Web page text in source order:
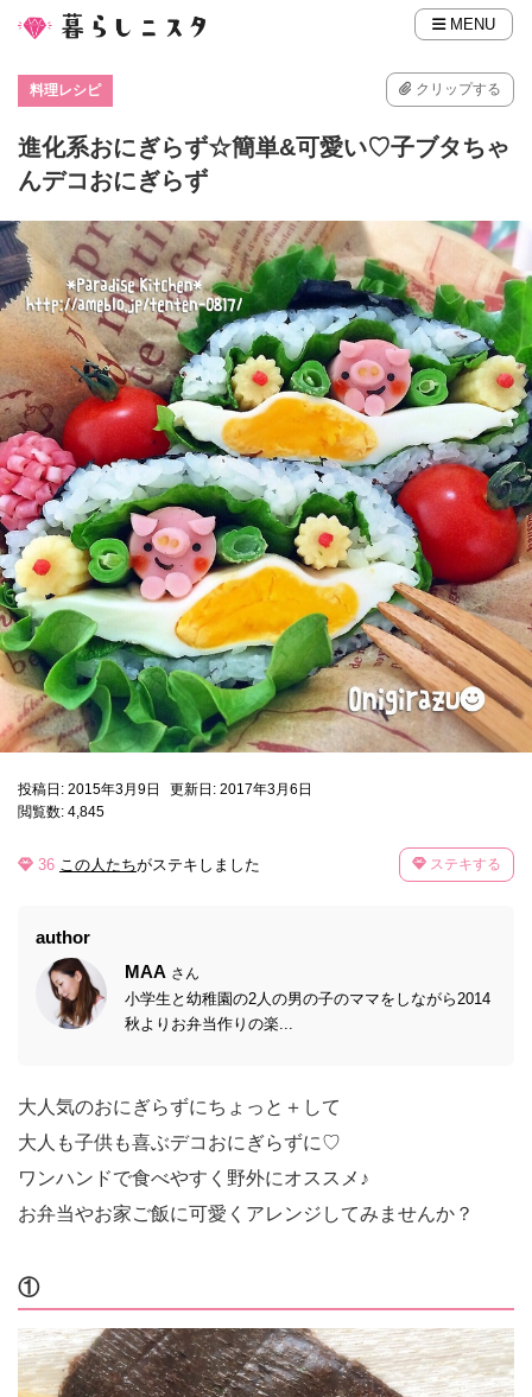
MENU
料理レシピ クリップする
進化系おにぎらず☆簡単&可愛い♡子ブタちゃ
んデコおにぎらず
投稿日: 2015年3月9日
更新日: 2017年3月6日
閲覧数: 4,845
36 この人たちがステキしました ステキする
author
MAA さん
小学生と幼稚園の2人の男の子のママをしながら2014
秋よりお弁当作りの楽...
大人気のおにぎらずにちょっと＋して
大人も子供も喜ぶデコおにぎらずに♡
ワンハンドで食べやすく野外にオススメ♪
お弁当やお家ご飯に可愛くアレンジしてみませんか？
①